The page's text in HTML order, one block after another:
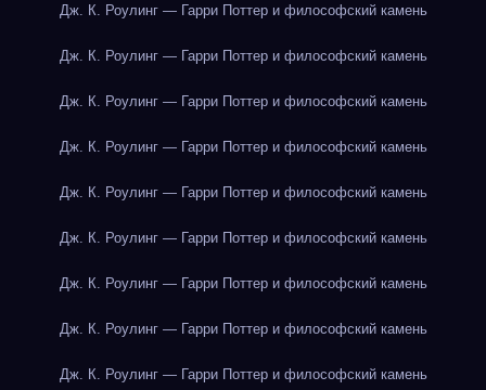
Дж. К. Роулинг — Гарри Поттер и философский камень
Дж. К. Роулинг — Гарри Поттер и философский камень
Дж. К. Роулинг — Гарри Поттер и философский камень
Дж. К. Роулинг — Гарри Поттер и философский камень
Дж. К. Роулинг — Гарри Поттер и философский камень
Дж. К. Роулинг — Гарри Поттер и философский камень
Дж. К. Роулинг — Гарри Поттер и философский камень
Дж. К. Роулинг — Гарри Поттер и философский камень
Дж. К. Роулинг — Гарри Поттер и философский камень